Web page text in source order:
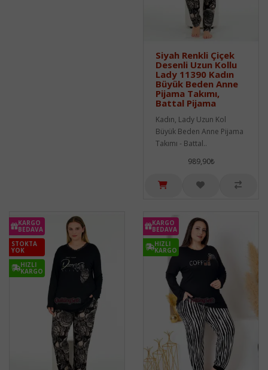
Siyah Renkli Çiçek
Desenli Uzun Kollu
Lady 11390 Kadın
Büyük Beden Anne
Pijama Takımı,
Battal Pijama
Kadın, Lady Uzun Kol
Büyük Beden Anne Pijama
Takımı - Battal..
989,90₺
KARGO
BEDAVA
STOKTA
YOK
HIZLI
KARGO
KARGO
BEDAVA
HIZLI
KARGO